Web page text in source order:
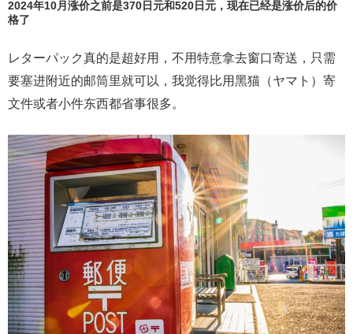
2024年10月涨价之前是370日元和520日元，现在已经是涨价后的价
格了
レターパック真的是超好用，不用特意拿去窗口寄送，只需
要塞进附近的邮筒里就可以，我觉得比用黑猫（ヤマト）寄
文件或者小件东西都省事很多。